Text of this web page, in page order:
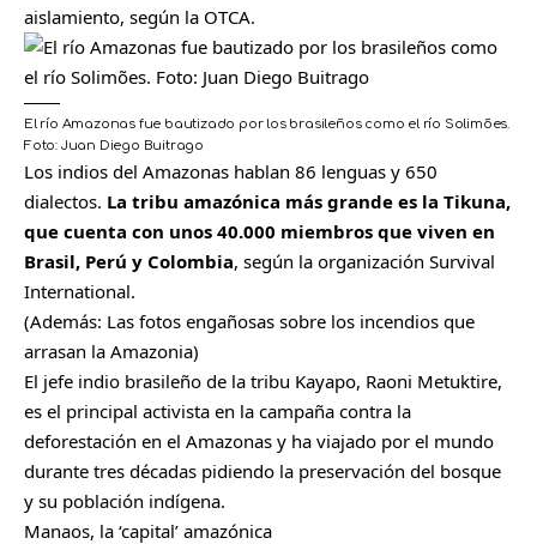
aislamiento, según la OTCA.
El río Amazonas fue bautizado por los brasileños como el río Solimões.
Foto: Juan Diego Buitrago
Los indios del Amazonas hablan 86 lenguas y 650
dialectos. La tribu amazónica más grande es la Tikuna,
que cuenta con unos 40.000 miembros que viven en
Brasil, Perú y Colombia, según la organización Survival
International.
(Además: Las fotos engañosas sobre los incendios que
arrasan la Amazonia)
El jefe indio brasileño de la tribu Kayapo, Raoni Metuktire,
es el principal activista en la campaña contra la
deforestación en el Amazonas y ha viajado por el mundo
durante tres décadas pidiendo la preservación del bosque
y su población indígena.
Manaos, la ‘capital’ amazónica